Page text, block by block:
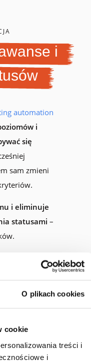
O plikach cookies
cookie
treści i
i
i
automation
i
się
sam zmieni
i eliminuje
statusami –